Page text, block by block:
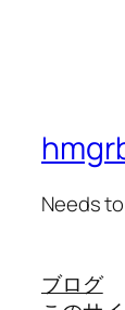
Needs
ブログ